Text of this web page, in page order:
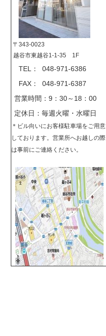
〒343-0023
越谷市東越谷1-1-35 1F
TEL： 048-971-6386
FAX： 048-971-6387
営業時間：9：30～18：00
定休日：毎週火曜・水曜日
＊ ビル向いにお客様駐車場をご用意
しております。営業所へお越しの際
は事前に ご連絡ください。